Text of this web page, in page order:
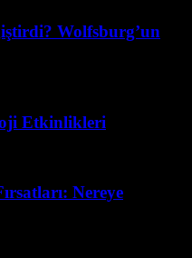
Wolfsburg’un
Etkinlikleri
Nereye